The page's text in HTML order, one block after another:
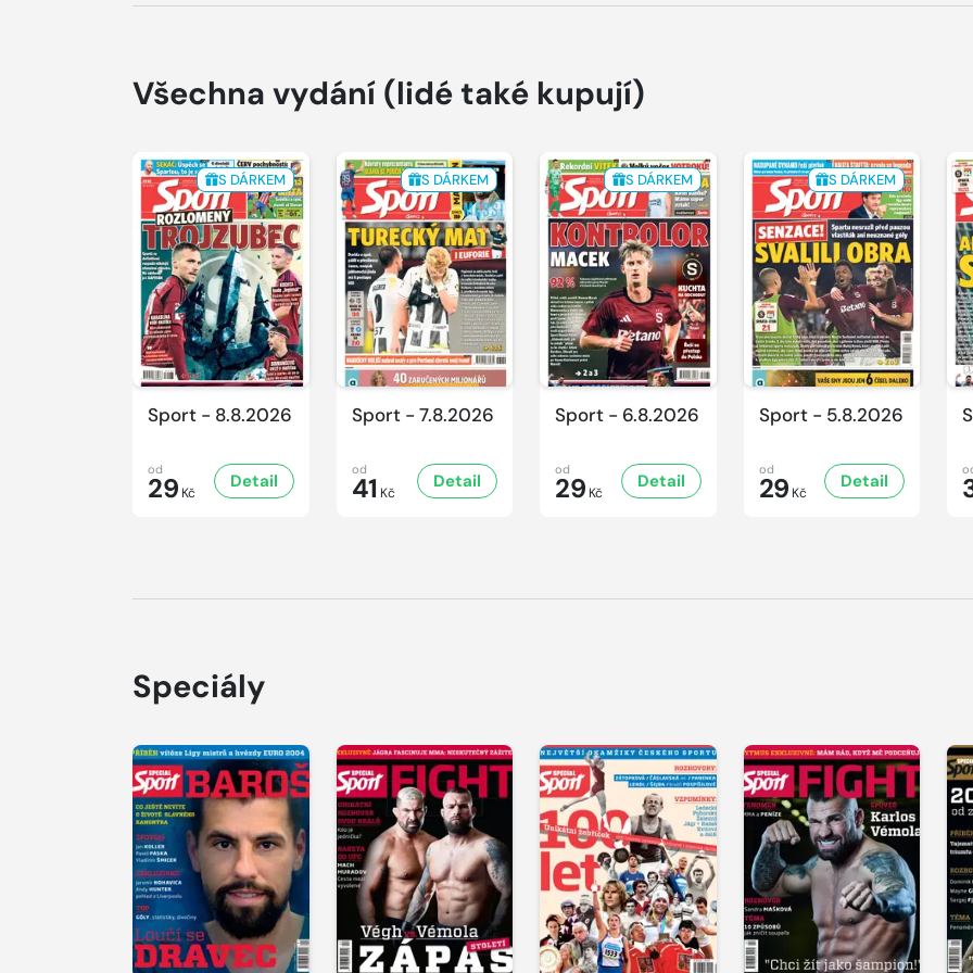
Všechna vydání (lidé také kupují)
S DÁRKEM
Sport - 8.8.2026
od
29 Kč
Detail
S DÁRKEM
Sport - 7.8.2026
od
41 Kč
Detail
S DÁRKEM
Sport - 6.8.2026
od
29 Kč
Detail
S DÁRKEM
Sport - 5.8.2026
od
29 Kč
Detail
Speciály